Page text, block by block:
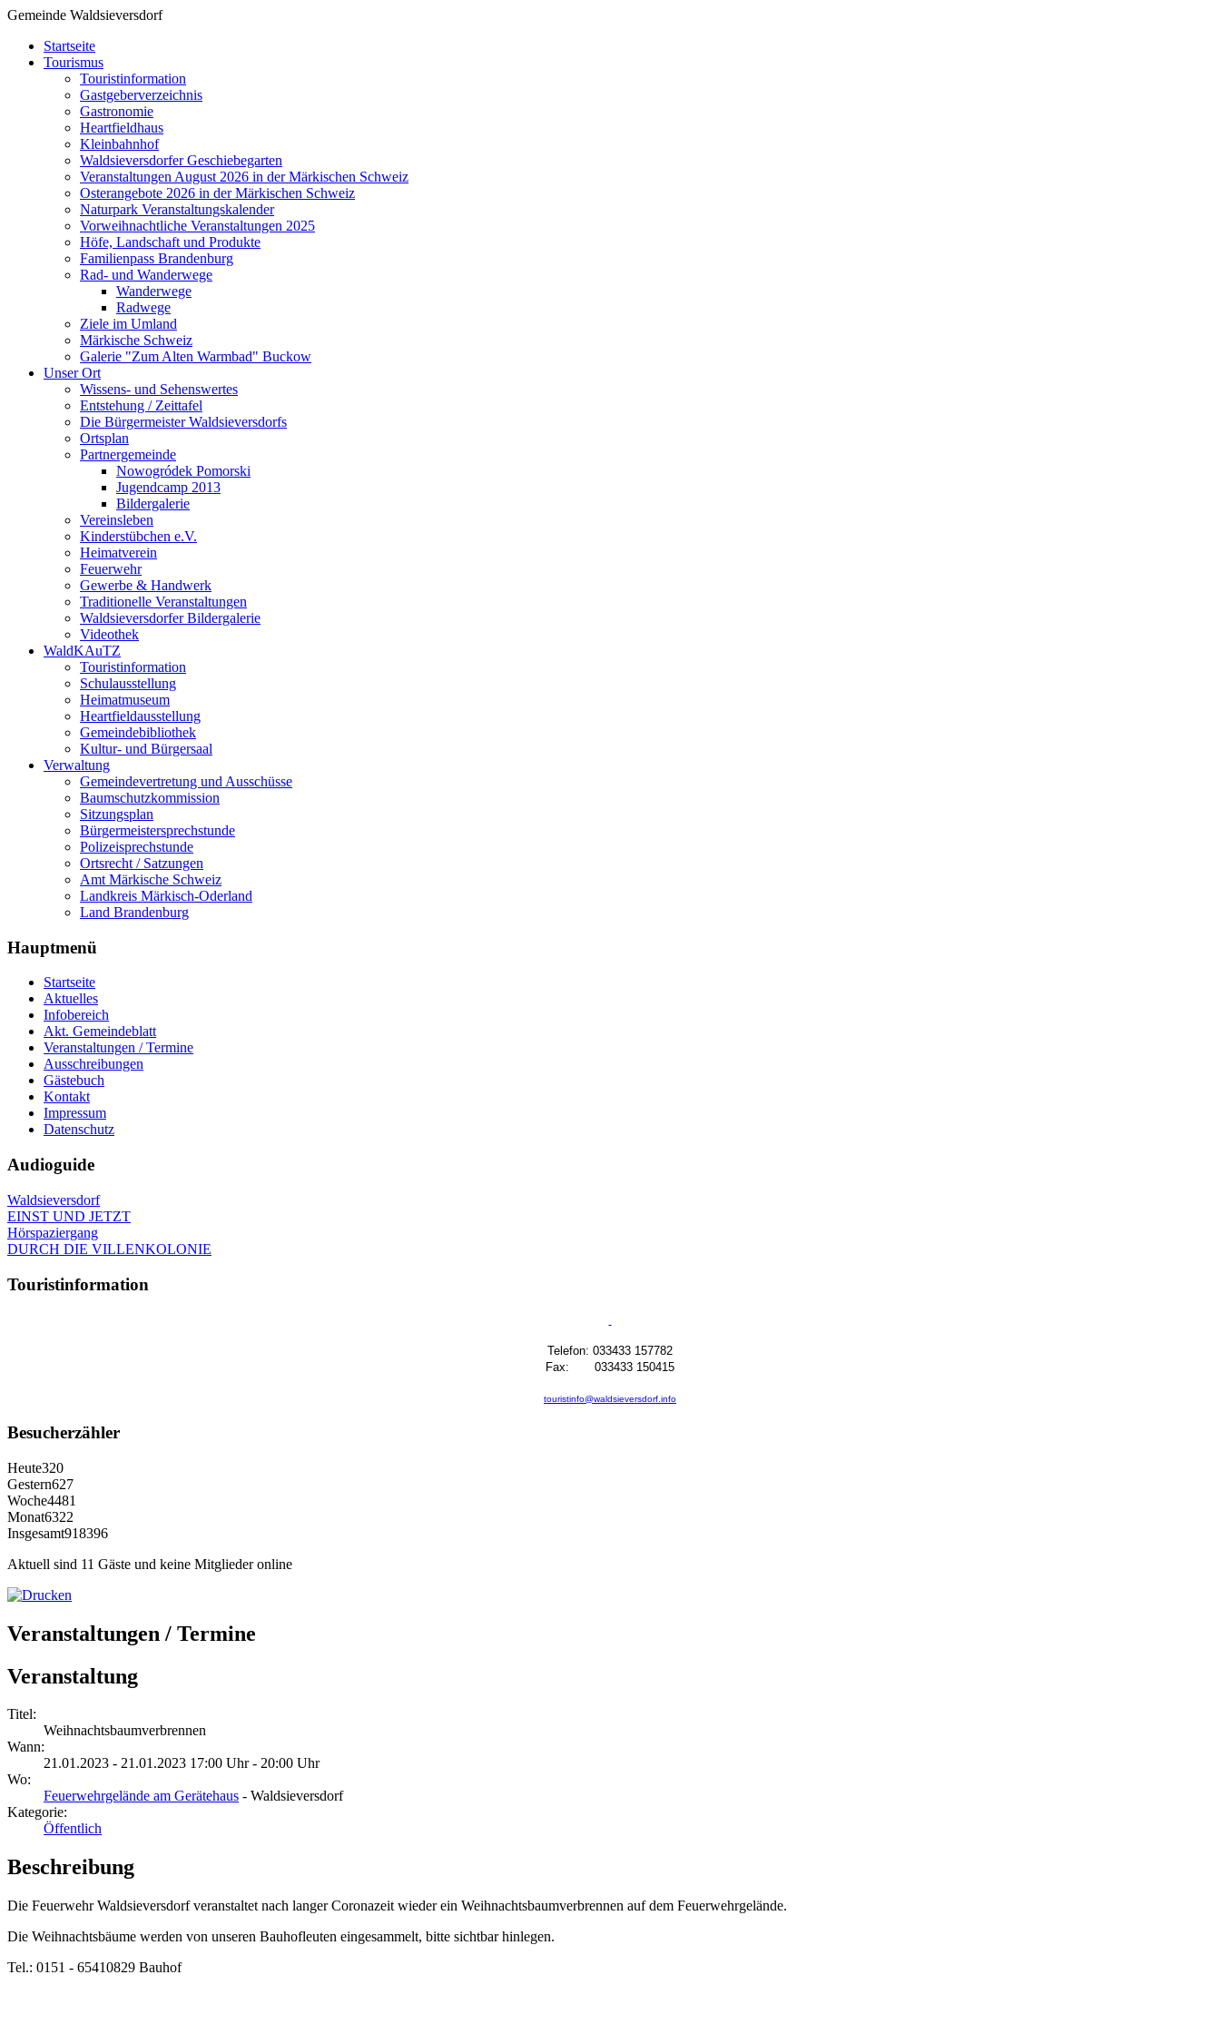
Gemeinde Waldsieversdorf
Startseite
Tourismus
Touristinformation
Gastgeberverzeichnis
Gastronomie
Heartfieldhaus
Kleinbahnhof
Waldsieversdorfer Geschiebegarten
Veranstaltungen August 2026 in der Märkischen Schweiz
Osterangebote 2026 in der Märkischen Schweiz
Naturpark Veranstaltungskalender
Vorweihnachtliche Veranstaltungen 2025
Höfe, Landschaft und Produkte
Familienpass Brandenburg
Rad- und Wanderwege
Wanderwege
Radwege
Ziele im Umland
Märkische Schweiz
Galerie "Zum Alten Warmbad" Buckow
Unser Ort
Wissens- und Sehenswertes
Entstehung / Zeittafel
Die Bürgermeister Waldsieversdorfs
Ortsplan
Partnergemeinde
Nowogródek Pomorski
Jugendcamp 2013
Bildergalerie
Vereinsleben
Kinderstübchen e.V.
Heimatverein
Feuerwehr
Gewerbe & Handwerk
Traditionelle Veranstaltungen
Waldsieversdorfer Bildergalerie
Videothek
WaldKAuTZ
Touristinformation
Schulausstellung
Heimatmuseum
Heartfieldausstellung
Gemeindebibliothek
Kultur- und Bürgersaal
Verwaltung
Gemeindevertretung und Ausschüsse
Baumschutzkommission
Sitzungsplan
Bürgermeistersprechstunde
Polizeisprechstunde
Ortsrecht / Satzungen
Amt Märkische Schweiz
Landkreis Märkisch-Oderland
Land Brandenburg
Hauptmenü
Startseite
Aktuelles
Infobereich
Akt. Gemeindeblatt
Veranstaltungen / Termine
Ausschreibungen
Gästebuch
Kontakt
Impressum
Datenschutz
Audioguide
Waldsieversdorf
EINST UND JETZT
Hörspaziergang
DURCH DIE VILLENKOLONIE
Touristinformation
Telefon: 033433 157782
Fax: 033433 150415
touristinfo@waldsieversdorf.info
Besucherzähler
Heute320
Gestern627
Woche4481
Monat6322
Insgesamt918396
Aktuell sind 11 Gäste und keine Mitglieder online
Veranstaltungen / Termine
Veranstaltung
Titel:
Weihnachtsbaumverbrennen
Wann:
21.01.2023 - 21.01.2023 17:00 Uhr - 20:00 Uhr
Wo:
Feuerwehrgelände am Gerätehaus - Waldsieversdorf
Kategorie:
Öffentlich
Beschreibung
Die Feuerwehr Waldsieversdorf veranstaltet nach langer Coronazeit wieder ein Weihnachtsbaumverbrennen auf dem Feuerwehrgelände.
Die Weihnachtsbäume werden von unseren Bauhofleuten eingesammelt, bitte sichtbar hinlegen.
Tel.: 0151 - 65410829 Bauhof